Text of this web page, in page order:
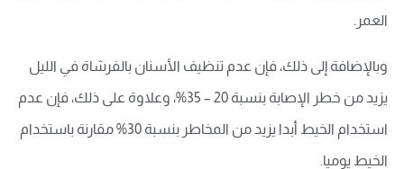
العمر.
وبالإضافة إلى ذلك، فإن عدم تنظيف الأسنان بالفرشاة في الليل
يزيد من خطر الإصابة بنسبة 20 – 35%، وعلاوة على ذلك، فإن عدم
استخدام الخيط أبدا يزيد من المخاطر بنسبة 30% مقارنة باستخدام
الخيط يوميا.